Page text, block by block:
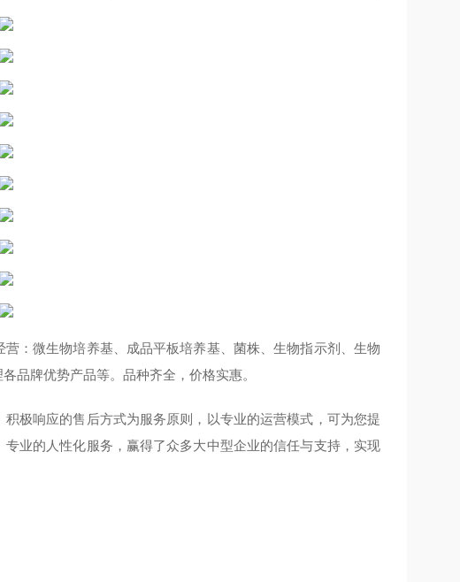
：微生物培养基、成品平板培养基、菌株、生物指示剂、生物
品牌优势产品等。品种齐全，价格实惠。
极响应的售后方式为服务原则，以专业的运营模式，可为您提
业的人性化服务，赢得了众多大中型企业的信任与支持，实现